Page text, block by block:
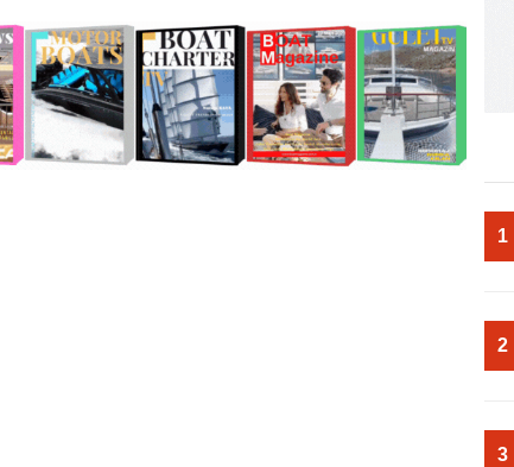
1
2
3